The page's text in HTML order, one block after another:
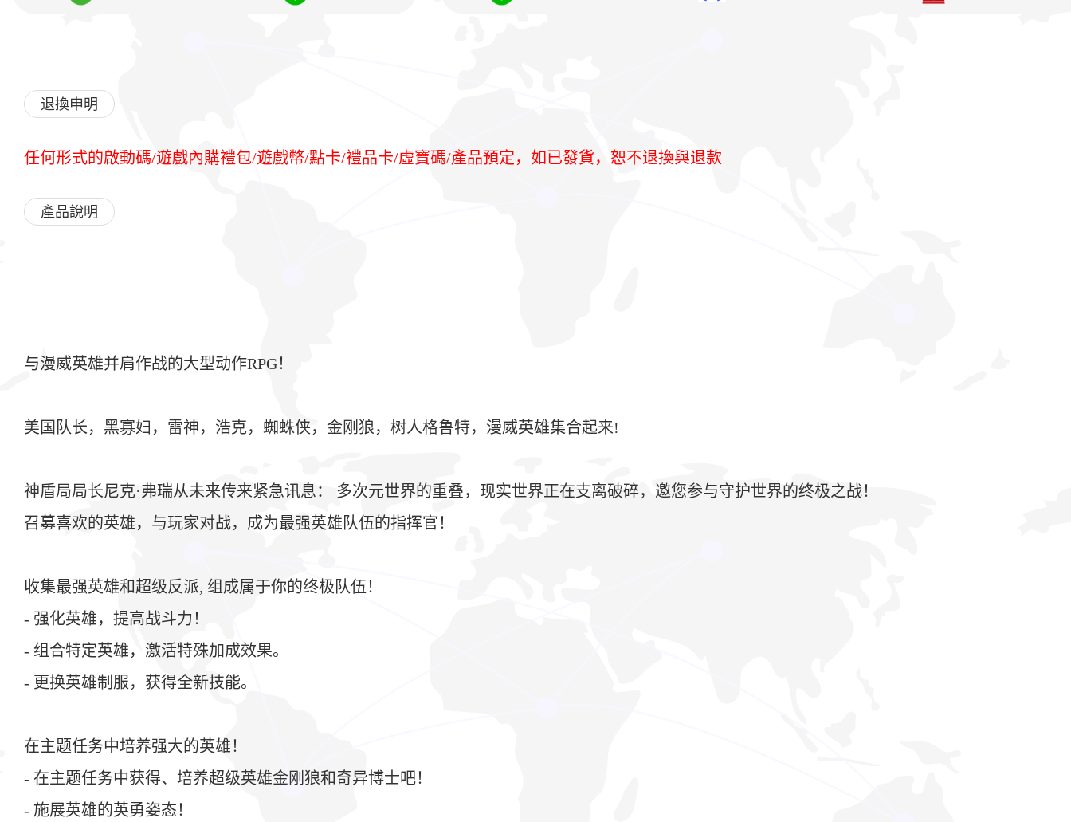
退換申明
任何形式的啟動碼/遊戲內購禮包/遊戲幣/點卡/禮品卡/虛寶碼/產品預定，如已發貨，恕不退換與退款
產品說明
与漫威英雄并肩作战的大型动作RPG！
美国队长，黑寡妇，雷神，浩克，蜘蛛侠，金刚狼，树人格鲁特，漫威英雄集合起来!
神盾局局长尼克·弗瑞从未来传来紧急讯息： 多次元世界的重叠，现实世界正在支离破碎，邀您参与守护世界的终极之战！
召募喜欢的英雄，与玩家对战，成为最强英雄队伍的指挥官！
收集最强英雄和超级反派, 组成属于你的终极队伍！
- 强化英雄，提高战斗力！
- 组合特定英雄，激活特殊加成效果。
- 更换英雄制服，获得全新技能。
在主题任务中培养强大的英雄！
- 在主题任务中获得、培养超级英雄金刚狼和奇异博士吧！
- 施展英雄的英勇姿态！